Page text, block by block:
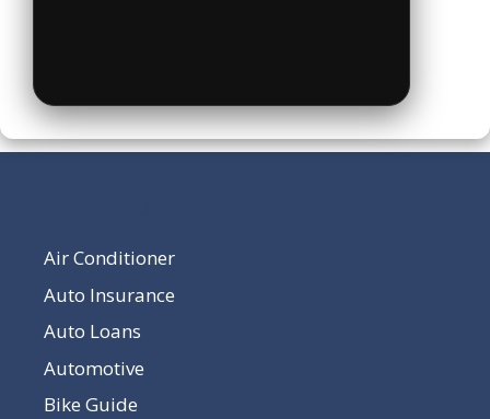
Air Conditioner
Auto Insurance
Auto Loans
Automotive
Bike Guide